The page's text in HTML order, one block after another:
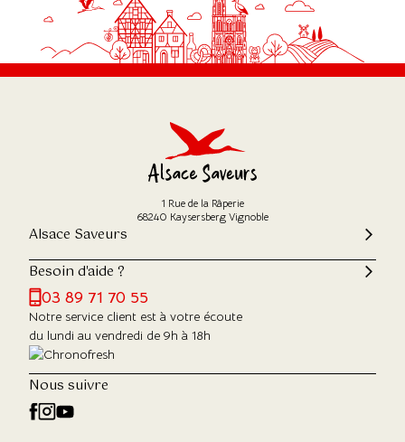
1 Rue de la Râperie
68240 Kaysersberg Vignoble
Alsace Saveurs
Besoin d'aide ?
03 89 71 70 55
Notre service client est à votre écoute
du lundi au vendredi de 9h à 18h
Nous suivre